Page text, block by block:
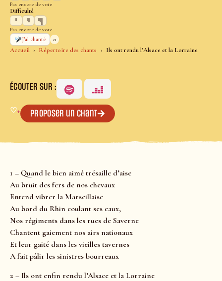
Accueil Répertoire des chants Ils ont rendu l’Alsace et la Lorraine
Pas encore de vote
Difficulté
Pas encore de vote
J’ai chanté
0
ÉCOUTER SUR :
♡+ Proposer un chant
1 – Quand le bien aimé trésaille d’aise
Au bruit des fers de nos chevaux
Entend vibrer la Marseillaise
Au bord du Rhin coulant ses eaux,
Nos régiments dans les rues de Saverne
Chantent gaiement nos airs nationaux
Et leur gaité dans les vieilles tavernes
A fait pâlir les sinistres bourreaux
2 – Ils ont enfin rendu l’Alsace et la Lorraine